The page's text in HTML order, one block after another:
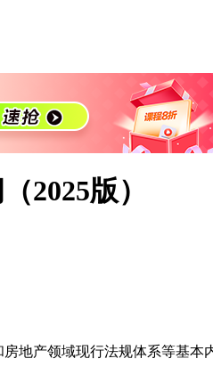
2025版）
地产领域现行法规体系等基本